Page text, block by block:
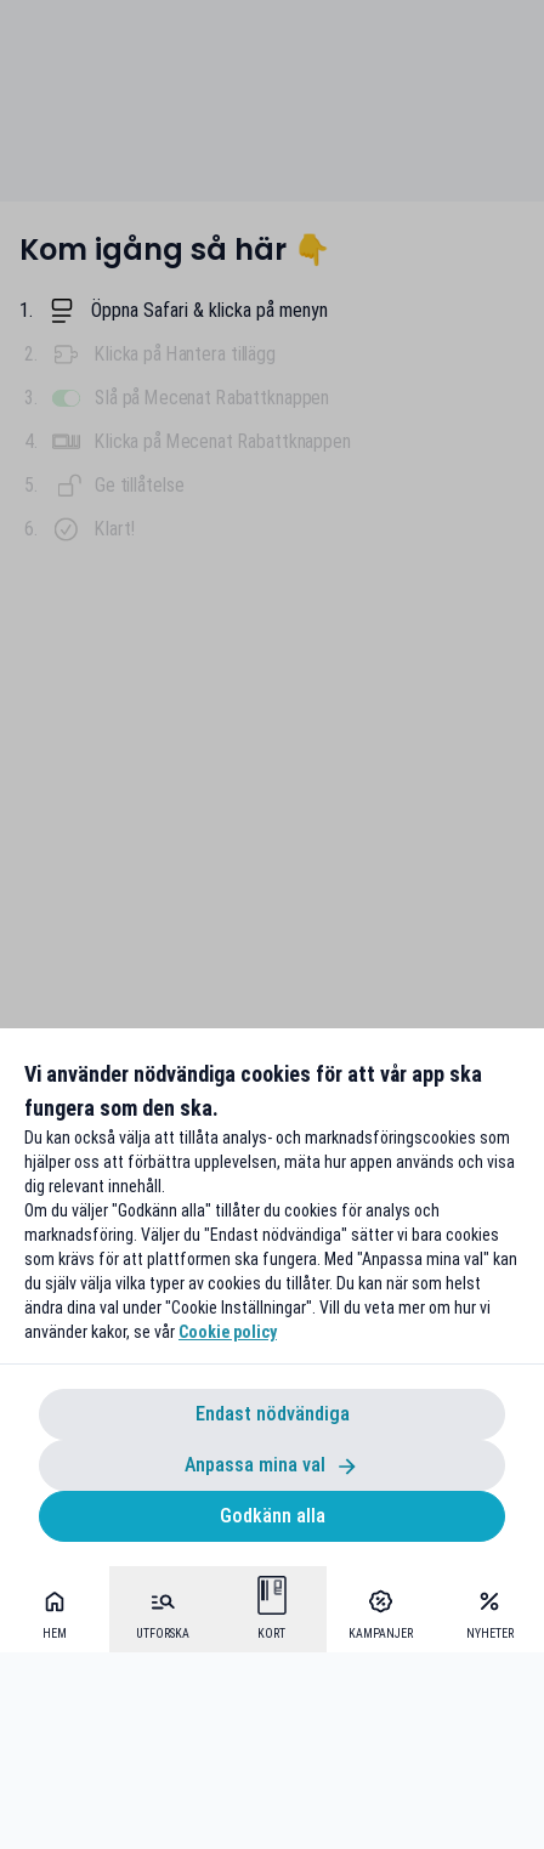
HEM UTFORSKA KORT KAMPANJER NYHETER
Kom igång så här 👇
1. Öppna Safari & klicka på menyn
2.
Klicka på Hantera tillägg
3.
Slå på Mecenat Rabattknappen
4.
Klicka på Mecenat Rabattknappen
5.
Ge tillåtelse
6.
Klart!
Vi använder nödvändiga cookies för att vår app ska
fungera som den ska.
Du kan också välja att tillåta analys- och marknadsföringscookies som
hjälper oss att förbättra upplevelsen, mäta hur appen används och visa
dig relevant innehåll.
Om du väljer "Godkänn alla" tillåter du cookies för analys och
marknadsföring. Väljer du "Endast nödvändiga" sätter vi bara cookies
som krävs för att plattformen ska fungera. Med "Anpassa mina val" kan
du själv välja vilka typer av cookies du tillåter. Du kan när som helst
ändra dina val under "Cookie Inställningar". Vill du veta mer om hur vi
använder kakor, se vår Cookie policy
Endast nödvändiga
Anpassa mina val
Godkänn alla